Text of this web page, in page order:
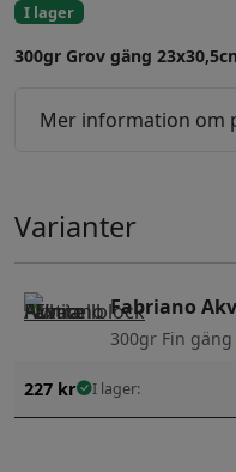
I lager
300gr Grov gäng
Mer information om
Varianter
Fabriano
300gr Fin
227 kr I lager: